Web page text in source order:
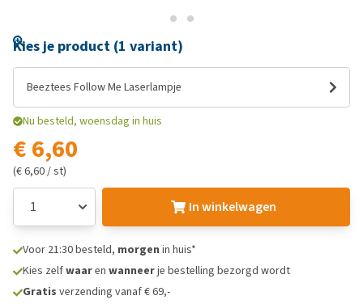
Kies je product (1 variant)
Beeztees Follow Me Laserlampje
Nu besteld, woensdag in huis
€ 6,60
(€ 6,60 / st)
In winkelwagen
Voor 21:30 besteld, morgen in huis*
Kies zelfwaaren wanneerje bestelling bezorgd wordt
Gratis verzending vanaf € 69,-